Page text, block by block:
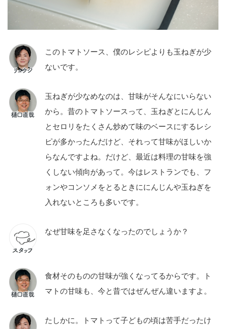
このトマトソース、僕のレシピよりも玉ねぎが少
ないです。
玉ねぎが少なめなのは、甘味がそんなにいらない
から。昔のトマトソースって、玉ねぎとにんじん
とセロリをたくさん炒めて味のベースにするレシ
ピが多かったんだけど、それって甘味がほしいか
らなんですよね。だけど、最近は料理の甘味を強
くしない傾向があって。今はレストランでも、フ
ォンやコンソメをとるときににんじんや玉ねぎを
入れないところも多いです。
なぜ甘味を足さなくなったのでしょうか？
食材そのものの甘味が強くなってるからです。ト
マトの甘味も、今と昔ではぜんぜん違いますよ。
たしかに。トマトって子どもの頃は苦手だったけ